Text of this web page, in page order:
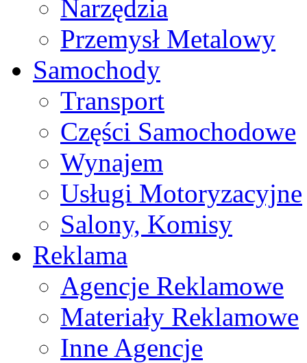
Narzędzia
Przemysł Metalowy
Samochody
Transport
Części Samochodowe
Wynajem
Usługi Motoryzacyjne
Salony, Komisy
Reklama
Agencje Reklamowe
Materiały Reklamowe
Inne Agencje